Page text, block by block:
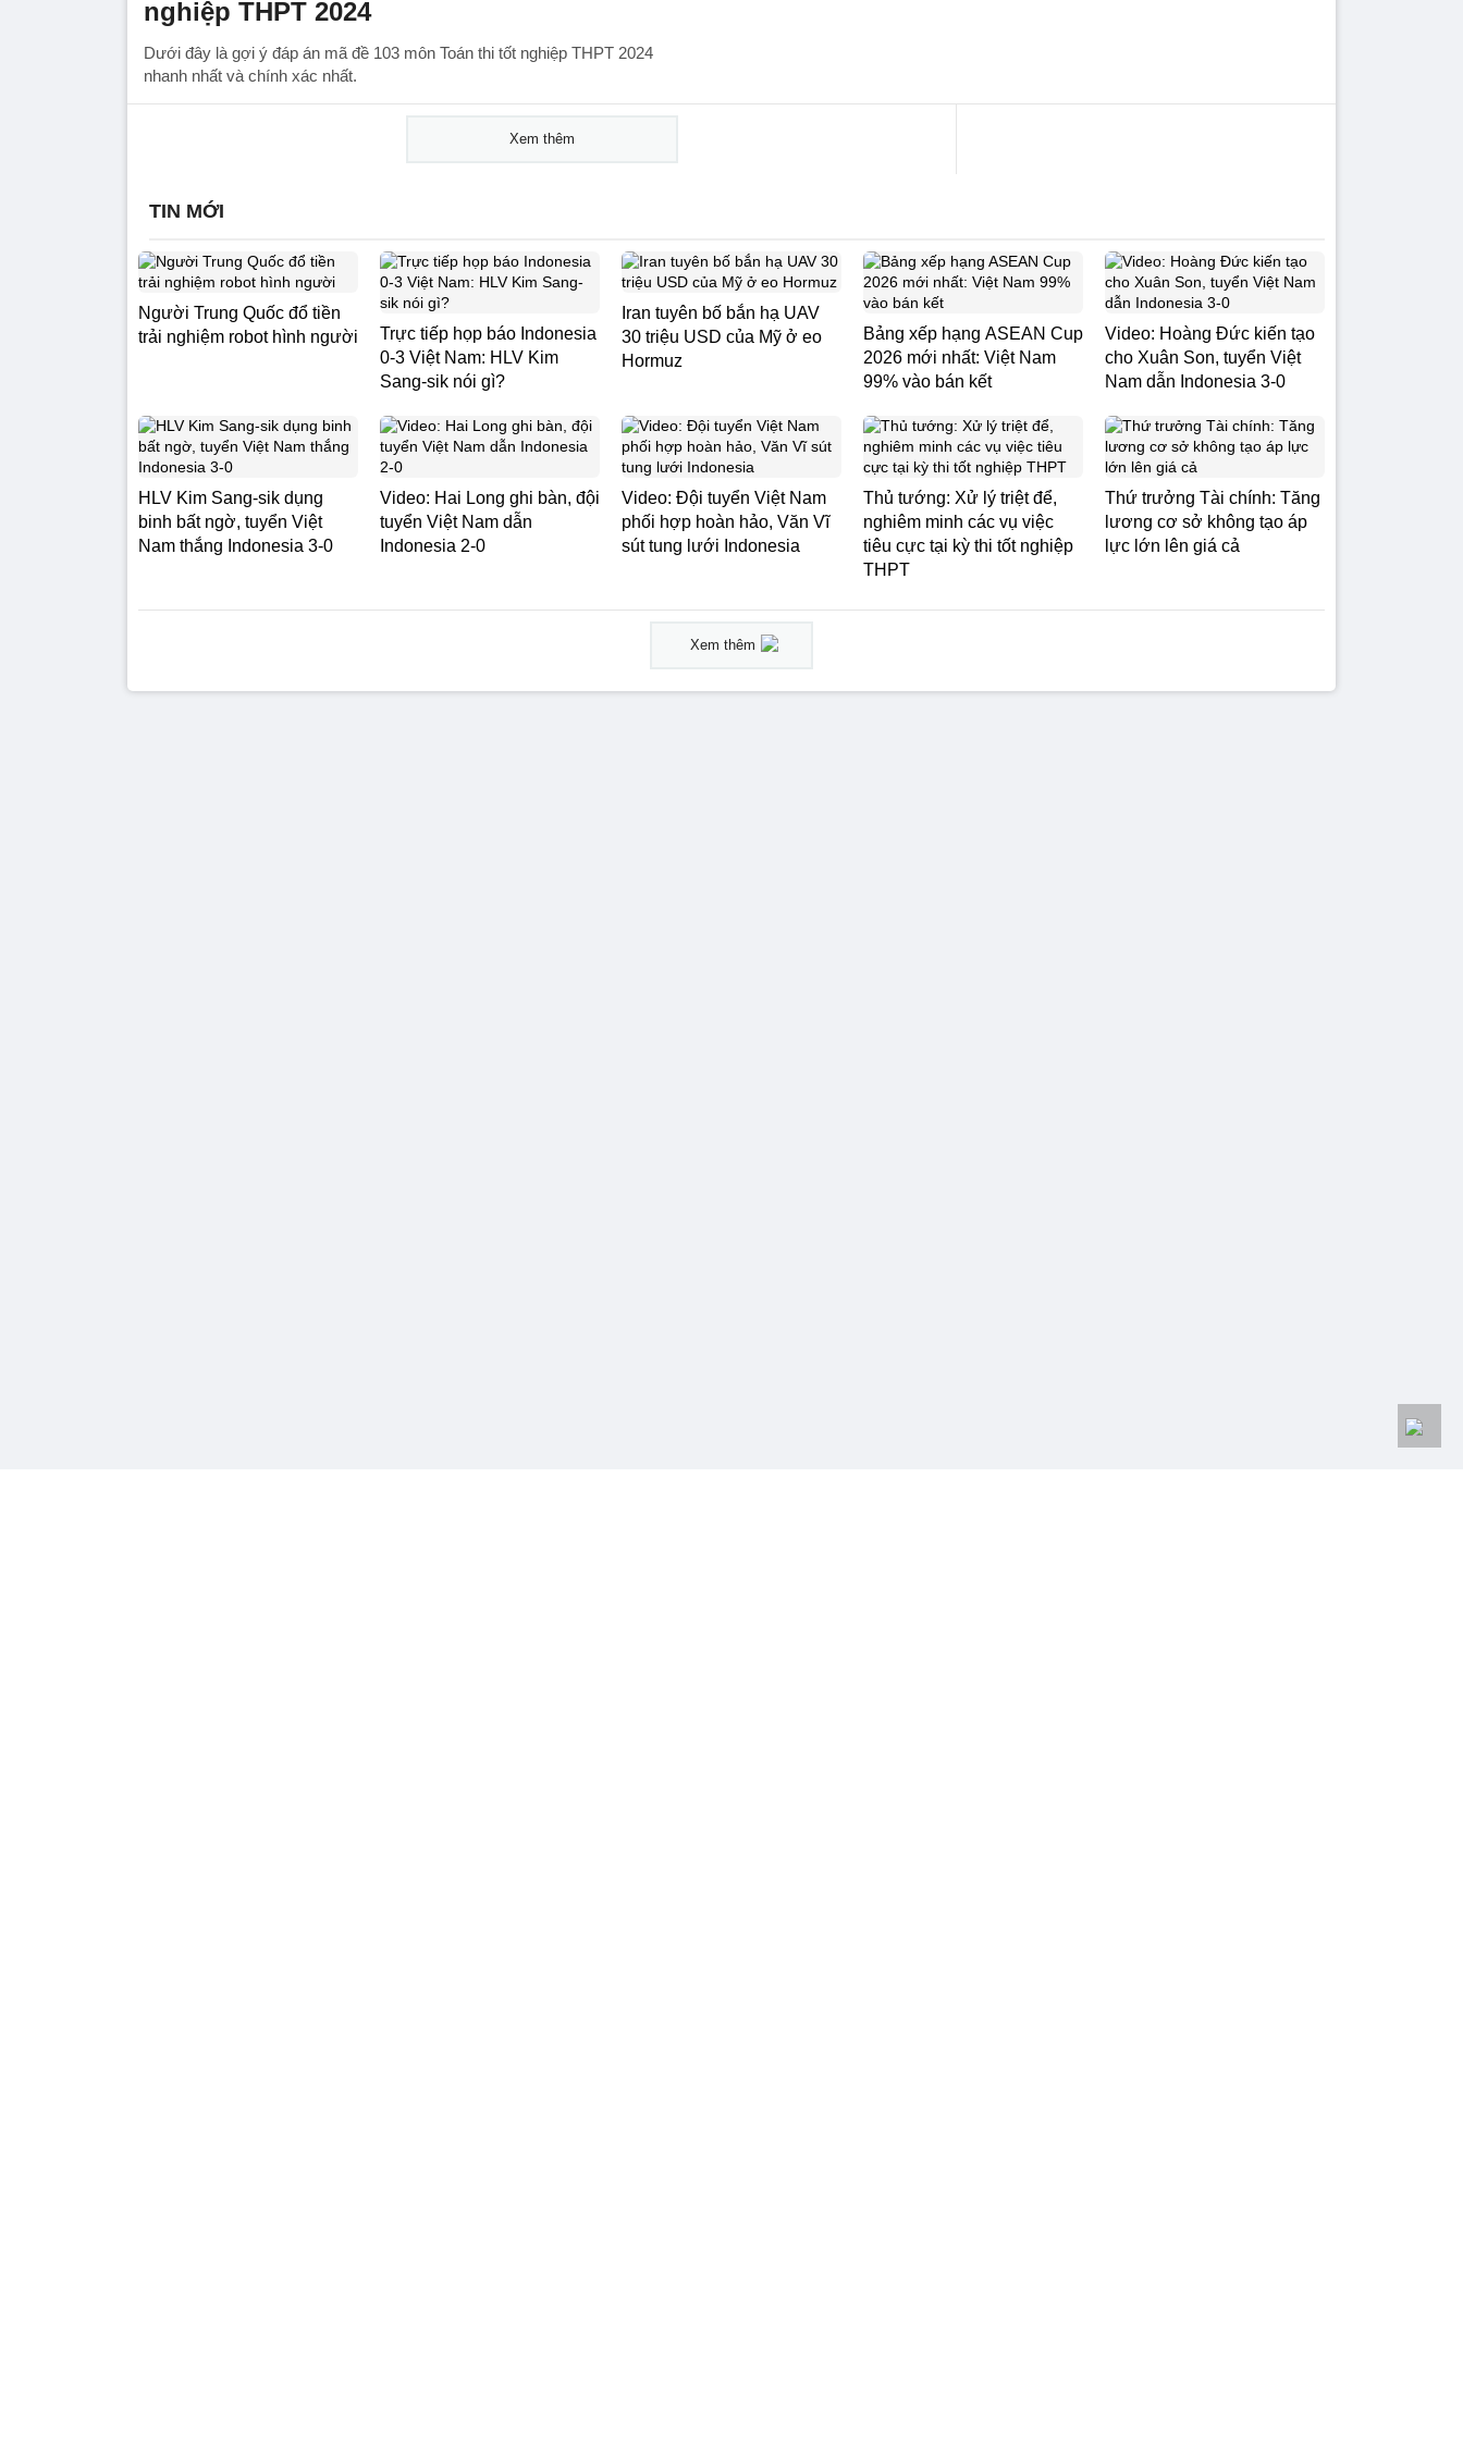
nghiệp THPT 2024
Dưới đây là gợi ý đáp án mã đề 103 môn Toán thi tốt nghiệp THPT 2024
nhanh nhất và chính xác nhất.
Xem thêm
TIN MỚI
Người Trung Quốc đổ tiền
trải nghiệm robot hình người
Trực tiếp họp báo Indonesia
0-3 Việt Nam: HLV Kim
Sang-sik nói gì?
Iran tuyên bố bắn hạ UAV
30 triệu USD của Mỹ ở eo
Hormuz
Bảng xếp hạng ASEAN Cup
2026 mới nhất: Việt Nam
99% vào bán kết
Video: Hoàng Đức kiến tạo
cho Xuân Son, tuyển Việt
Nam dẫn Indonesia 3-0
HLV Kim Sang-sik dụng
binh bất ngờ, tuyển Việt
Nam thắng Indonesia 3-0
Video: Hai Long ghi bàn, đội
tuyển Việt Nam dẫn
Indonesia 2-0
Video: Đội tuyển Việt Nam
phối hợp hoàn hảo, Văn Vĩ
sút tung lưới Indonesia
Thủ tướng: Xử lý triệt để,
nghiêm minh các vụ việc
tiêu cực tại kỳ thi tốt nghiệp
THPT
Thứ trưởng Tài chính: Tăng
lương cơ sở không tạo áp
lực lớn lên giá cả
Xem thêm